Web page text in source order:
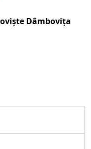
Dâmboviţa